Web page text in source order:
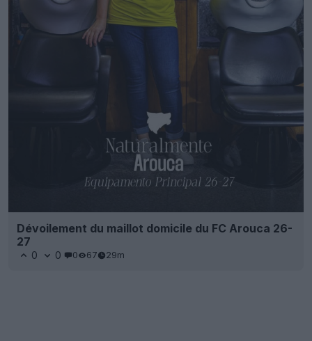
Dévoilement du maillot domicile du FC Arouca 26-
27
0 0 0 67 29m